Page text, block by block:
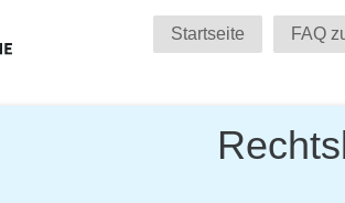
Startseite FAQ